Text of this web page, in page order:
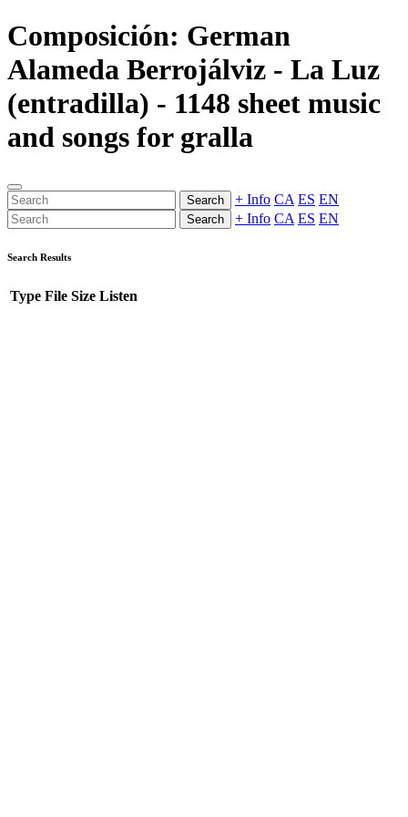
Composición: German
Alameda Berrojálviz - La Luz
(entradilla) - 1148 sheet music
and songs for gralla
Search + Info CA ES EN
Search + Info CA ES EN
Search Results
Type File Size Listen